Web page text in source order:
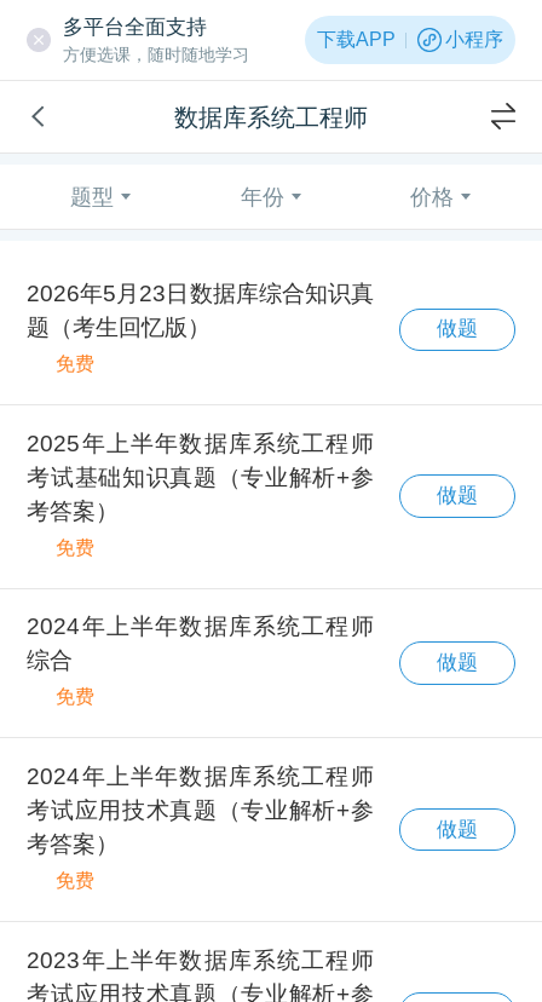
多平台全面支持
方便选课，随时随地学习
下载APP 小程序
数据库系统工程师
题型 年份 价格
2026年5月23日数据库综合知识真
题（考生回忆版）
免费
做题
2025年上半年数据库系统工程师
考试基础知识真题（专业解析+参
考答案）
免费
做题
2024年上半年数据库系统工程师
综合
免费
做题
2024年上半年数据库系统工程师
考试应用技术真题（专业解析+参
考答案）
免费
做题
2023年上半年数据库系统工程师
考试应用技术真题（专业解析+参